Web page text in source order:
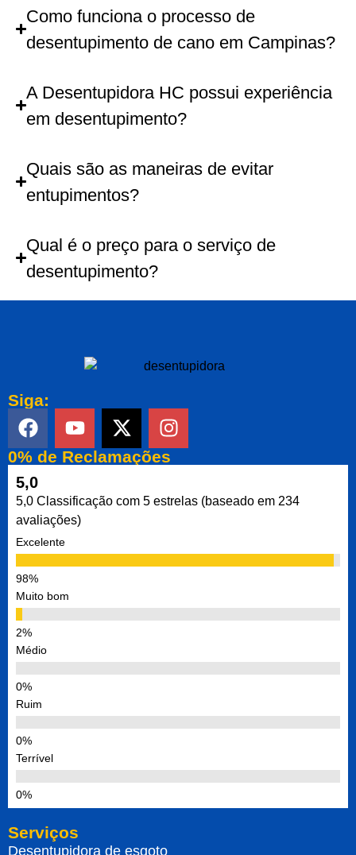
Como funciona o processo de
desentupimento de cano em Campinas?
A Desentupidora HC possui experiência
em desentupimento?
Quais são as maneiras de evitar
entupimentos?
Qual é o preço para o serviço de
desentupimento?
Siga:
0% de Reclamações
5,0
5,0 Classificação com 5 estrelas (baseado em 234
avaliações)
Excelente
Muito bom
Médio
Ruim
Terrível
Serviços
Desentupidora de esgoto